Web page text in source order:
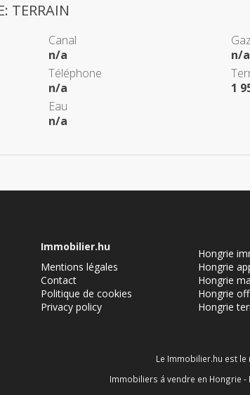
for the EU cookie law
TERRAIN
Canal
n/a
Gaz
n/a
Téléphone
n/a
1
Eau
n/a
Immobilier.hu
Mentions légales
Contact
Politique de cookies
Privacy policy
Hongrie
Hongrie
Hongrie
Hongrie
Hongrie
Le Immobilier.hu est le
Immobiliers á vendre en Hongrie